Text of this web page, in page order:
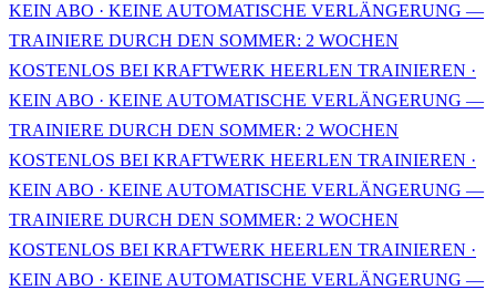
KEIN ABO · KEINE AUTOMATISCHE VERLÄNGERUNG —
TRAINIERE DURCH DEN SOMMER: 2 WOCHEN
KOSTENLOS BEI KRAFTWERK HEERLEN TRAINIEREN ·
KEIN ABO · KEINE AUTOMATISCHE VERLÄNGERUNG —
TRAINIERE DURCH DEN SOMMER: 2 WOCHEN
KOSTENLOS BEI KRAFTWERK HEERLEN TRAINIEREN ·
KEIN ABO · KEINE AUTOMATISCHE VERLÄNGERUNG —
TRAINIERE DURCH DEN SOMMER: 2 WOCHEN
KOSTENLOS BEI KRAFTWERK HEERLEN TRAINIEREN ·
KEIN ABO · KEINE AUTOMATISCHE VERLÄNGERUNG —